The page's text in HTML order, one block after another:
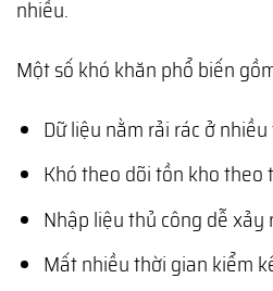
nhiều.
Một số khó khăn phổ biến
Dữ liệu nằm rải rác ở
Khó theo dõi tồn kho theo
Nhập liệu thủ công dễ xảy
Mất nhiều thời gian kiểm